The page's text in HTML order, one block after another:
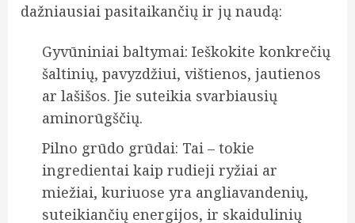
dažniausiai pasitaikančių ir jų naudą:
Gyvūniniai baltymai: Ieškokite konkrečių
šaltinių, pavyzdžiui, vištienos, jautienos
ar lašišos. Jie suteikia svarbiausių
aminorūgščių.
Pilno grūdo grūdai: Tai – tokie
ingredientai kaip rudieji ryžiai ar
miežiai, kuriuose yra angliavandenių,
suteikiančių energijos, ir skaidulinių